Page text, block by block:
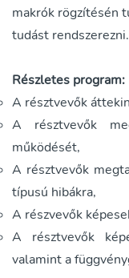
makrók rögzítésén
tudást rendszerezni.
Részletes program:
A résztvevők
A résztvevők
működését,
A résztvevők
típusú hibákra,
A részvevők
A résztvevők
valamint a